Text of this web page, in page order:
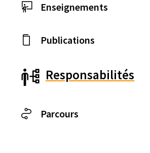
Enseignements
Publications
Responsabilités
Parcours